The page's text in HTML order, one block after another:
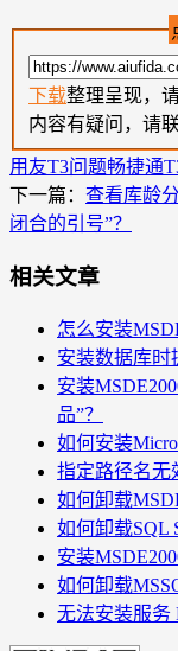
下载整理呈现，
内容有疑问，请
用友T3问题畅捷通
下一篇： 查看库龄
闭合的引号”？
相关文章
怎么安装
安装数据库时
安装
品”？
如何安装
指定路径名无
如何卸载
如何卸载SQL
安装
如何卸载
无法安装服务